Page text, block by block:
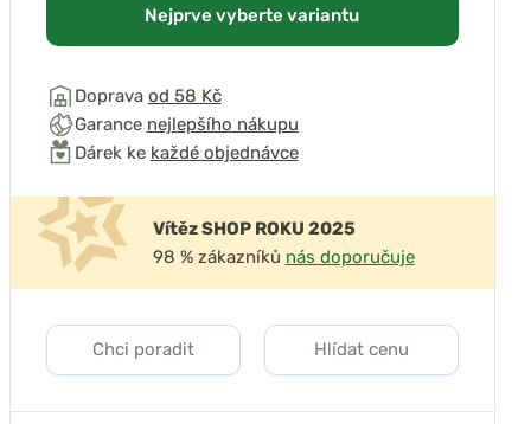
Nejprve vyberte variantu
Doprava od 58 Kč
Garance nejlepšího nákupu
Dárek ke každé objednávce
Vítěz SHOP ROKU 2025
98 % zákazníků nás doporučuje
Chci poradit Hlídat cenu